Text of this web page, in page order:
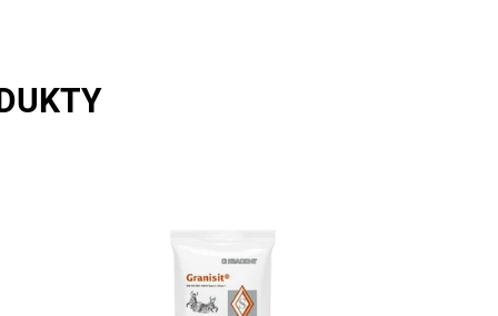
vhodná pro všechny zlaté slitiny,
slitiny s redukovaným obsahem
zlata a chrom-kobaltové slitiny.